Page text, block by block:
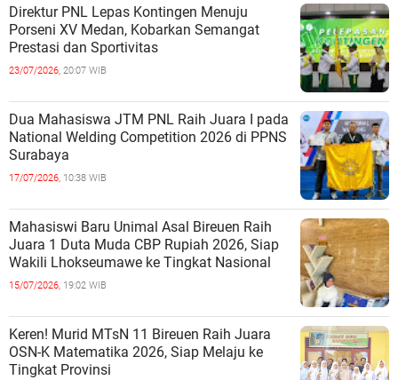
Direktur PNL Lepas Kontingen Menuju
Porseni XV Medan, Kobarkan Semangat
Prestasi dan Sportivitas
23/07/2026, 20:07 WIB
Dua Mahasiswa JTM PNL Raih Juara I pada
National Welding Competition 2026 di PPNS
Surabaya
17/07/2026, 10:38 WIB
Mahasiswi Baru Unimal Asal Bireuen Raih
Juara 1 Duta Muda CBP Rupiah 2026, Siap
Wakili Lhokseumawe ke Tingkat Nasional
15/07/2026, 19:02 WIB
Keren! Murid MTsN 11 Bireuen Raih Juara
OSN-K Matematika 2026, Siap Melaju ke
Tingkat Provinsi